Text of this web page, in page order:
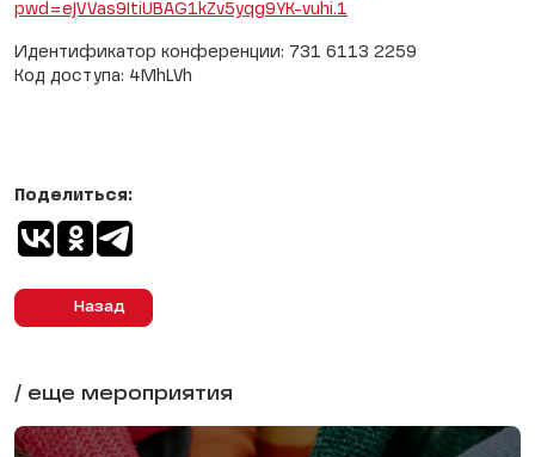
pwd=eJVVas9ItiUBAG1kZv5yqg9YK-vuhi.1
Идентификатор конференции: 731 6113 2259
Код доступа: 4MhLVh
Назад
Поделиться:
/ еще мероприятия